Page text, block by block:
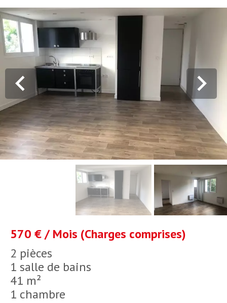
2 pièces
1 salle de bains
41 m²
1 chambre
570 € / Mois (Charges comprises)